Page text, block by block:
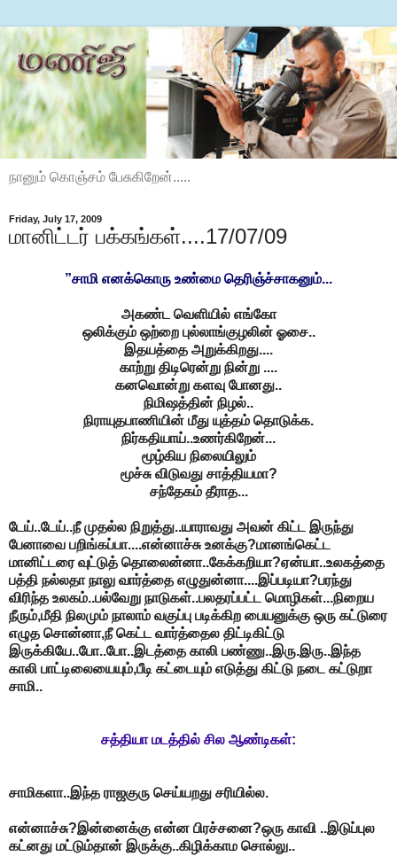
நானும் கொஞ்சம் பேசுகிறேன்.....
Friday, July 17, 2009
மானிட்டர் பக்கங்கள்....17/07/09
”சாமி எனக்கொரு உண்மை தெரிஞ்ச்சாகனும்...
அகண்ட வெளியில் எங்கோ
ஒலிக்கும் ஒற்றை புல்லாங்குழலின் ஓசை..
இதயத்தை அறுக்கிறது....
காற்று திடிரென்று நின்று ....
கனவொன்று களவு போனது..
நிமிஷத்தின் நிழல்..
நிராயுதபாணியின் மீது யுத்தம் தொடுக்க.
நிர்கதியாய்..உணர்கிறேன்...
மூழ்கிய நிலையிலும்
மூச்சு விடுவது சாத்தியமா?
சந்தேகம் தீராத...
டேய்..டேய்..நீ முதல்ல நிறுத்து..யாராவது அவன் கிட்ட இருந்து
பேனாவை பறிங்கப்பா....என்னாச்சு உனக்கு?மானங்கெட்ட
மானிட்டரை வுட்டுத் தொலைன்னா..கேக்கறியா?ஏன்யா..உலகத்தை
பத்தி நல்லதா நாலு வார்த்தை எழுதுன்னா....இப்படியா?பரந்து
விரிந்த உலகம்..பல்வேறு நாடுகள்..பலதரப்பட்ட மொழிகள்...நிறைய
நீரும்,மீதி நிலமும் நாலாம் வகுப்பு படிக்கிற பையனுக்கு ஒரு கட்டுரை
எழுத சொன்னா,நீ கெட்ட வார்த்தைல திட்டிகிட்டு
இருக்கியே..போ..போ..இடத்தை காலி பண்ணு..இரு.இரு..இந்த
காலி பாட்டிலையையும்,பீடி கட்டையும் எடுத்து கிட்டு நடை கட்டுறா
சாமி..
சத்தியா மடத்தில் சில ஆண்டிகள்:
சாமிகளா..இந்த ராஜகுரு செய்யறது சரியில்ல.
என்னாச்சு?இன்னைக்கு என்ன பிரச்சனை?ஒரு காவி ..இடுப்புல
கட்னது மட்டும்தான் இருக்கு..கிழிக்காம சொல்லு..